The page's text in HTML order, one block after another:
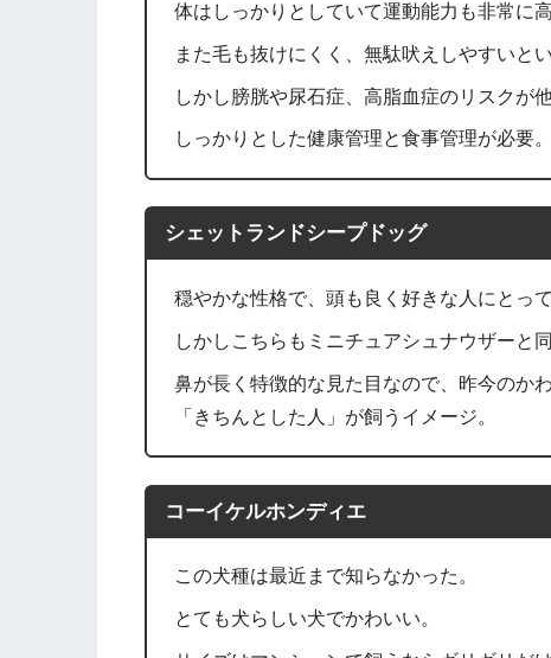
体はしっかりとしていて運動能力も非常に高
また毛も抜けにくく、無駄吠えしやすいと
しかし膀胱や尿石症、高脂血症のリスクが
しっかりとした健康管理と食事管理が必要。
シェットランドシープドッグ
穏やかな性格で、頭も良く好きな人にとっ
しかしこちらもミニチュアシュナウザーと
鼻が長く特徴的な見た目なので、昨今のか
「きちんとした人」が飼うイメージ。
コーイケルホンディエ
この犬種は最近まで知らなかった。
とても犬らしい犬でかわいい。